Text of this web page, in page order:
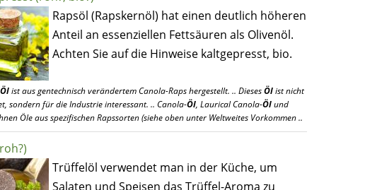
Rapsöl (Rapskernöl) hat einen deutlich höheren
Anteil an essenziellen Fettsäuren als Olivenöl.
Achten Sie auf die Hinweise kaltgepresst, bio.
Ölist aus gentechnisch verändertem Canola-Raps hergestellt. .. DiesesÖlist nicht
sondern für die Industrie interessant. .. Canola-Öl, Laurical Canola-Ölund
Öle aus spezifischen Rapssorten (siehe oben unter Weltweites Vorkommen ..
Trüffelöl verwendet man in der Küche, um
Salaten und Speisen das Trüffel-Aroma zu